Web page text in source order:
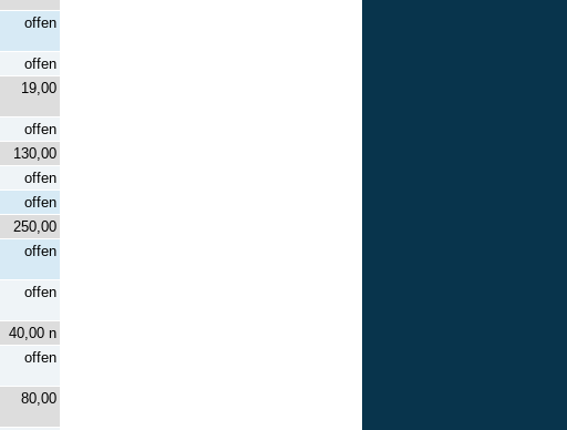
offen
offen
19,00
offen
130,00
offen
offen
250,00
offen
offen
40,00 n
offen
80,00